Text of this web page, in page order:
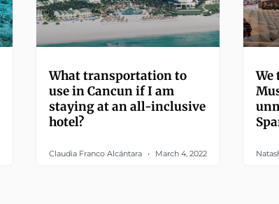
What transportation to
use in Cancun if I am
staying at an all-inclusive
hotel?
Claudia Franco Alcántara March 4, 2022
We